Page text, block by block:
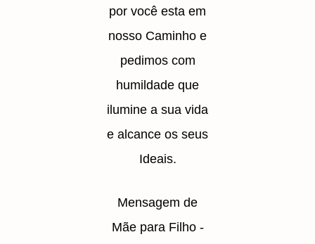
por você esta em
nosso Caminho e
pedimos com
humildade que
ilumine a sua vida
e alcance os seus
Ideais.
Mensagem de
Mãe para Filho -